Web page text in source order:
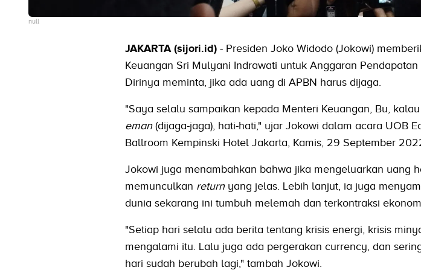
null
JAKARTA (sijori.id)- Presiden Joko Widodo (Jokowi)
Keuangan Sri Mulyani Indrawati untuk Anggaran Pendapatan
Dirinya meminta, jika ada uang di APBN harus dijaga.
"Saya selalu sampaikan kepada Menteri Keuangan, Bu,
eman(dijaga-jaga), hati-hati," ujar Jokowi dalam acara UOB
Ballroom Kempinski Hotel Jakarta, Kamis, 29 September
Jokowi juga menambahkan bahwa jika mengeluarkan uang
memunculkan returnyang jelas. Lebih lanjut, ia juga
dunia sekarang ini tumbuh melemah dan terkontraksi
"Setiap hari selalu ada berita tentang krisis energi, krisis
mengalami itu. Lalu juga ada pergerakan currency, dan
hari sudah berubah lagi," tambah Jokowi.